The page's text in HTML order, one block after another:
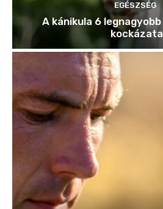
EGÉSZSÉG
A kánikula 6
kockázata